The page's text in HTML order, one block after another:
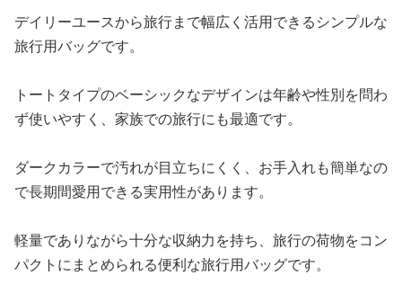
デイリーユースから旅行まで幅広く活用できるシンプルな
旅行用バッグです。
トートタイプのベーシックなデザインは年齢や性別を問わ
ず使いやすく、家族での旅行にも最適です。
ダークカラーで汚れが目立ちにくく、お手入れも簡単なの
で長期間愛用できる実用性があります。
軽量でありながら十分な収納力を持ち、旅行の荷物をコン
パクトにまとめられる便利な旅行用バッグです。